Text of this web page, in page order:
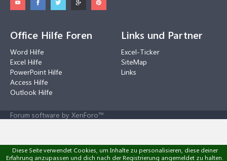
Office Hilfe Foren
Word Hilfe
Excel Hilfe
PowerPoint Hilfe
Access Hilfe
Outlook Hilfe
Links und Partner
Excel-Ticker
SiteMap
Links
Forum software by XenForo™
Diese Seite verwendet Cookies, um Inhalte zu personalisieren, diese deiner
Erfahrung anzupassen und dich nach der Registrierung angemeldet zu halten.